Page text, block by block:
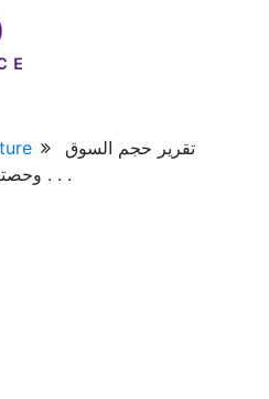
تقرير حجم السوق
وحصتها وتحليلها لمبيدات الفطريات . . .